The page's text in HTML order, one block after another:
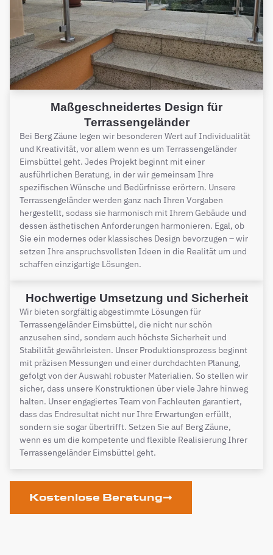
Maßgeschneidertes Design für
Terrassengeländer
Bei Berg Zäune legen wir besonderen Wert auf Individualität
und Kreativität, vor allem wenn es um Terrassengeländer
Eimsbüttel geht. Jedes Projekt beginnt mit einer
ausführlichen Beratung, in der wir gemeinsam Ihre
spezifischen Wünsche und Bedürfnisse erörtern. Unsere
Terrassengeländer werden ganz nach Ihren Vorgaben
hergestellt, sodass sie harmonisch mit Ihrem Gebäude und
dessen ästhetischen Anforderungen harmonieren. Egal, ob
Sie ein modernes oder klassisches Design bevorzugen – wir
setzen Ihre anspruchsvollsten Ideen in die Realität um und
schaffen einzigartige Lösungen.
Hochwertige Umsetzung und Sicherheit
Wir bieten sorgfältig abgestimmte Lösungen für
Terrassengeländer Eimsbüttel, die nicht nur schön
anzusehen sind, sondern auch höchste Sicherheit und
Stabilität gewährleisten. Unser Produktionsprozess beginnt
mit präzisen Messungen und einer durchdachten Planung,
gefolgt von der Auswahl robuster Materialien. So stellen wir
sicher, dass unsere Konstruktionen über viele Jahre hinweg
halten. Unser engagiertes Team von Fachleuten garantiert,
dass das Endresultat nicht nur Ihre Erwartungen erfüllt,
sondern sie sogar übertrifft. Setzen Sie auf Berg Zäune,
wenn es um die kompetente und flexible Realisierung Ihrer
Terrassengeländer Eimsbüttel geht.
Kostenlose Beratung